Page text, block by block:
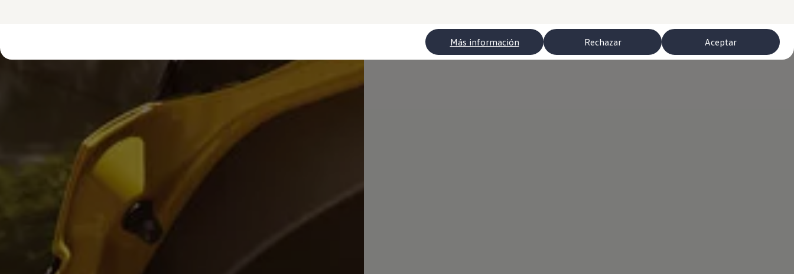
Aceptar
Rechazar
Más información
Información Útil
Etiquetado de neumáticos UE - Volkswagen Canarias
Reciclaje Volkswagen Canarias
Servicios de mantenimiento
Garantía Volkswagen
Homologaciones y certificados de conformidad
Información sobre el apagón de redes 2G-3G en Canarias
Carrocería y pintura
Lunas, luces y visibilidad
Neumáticos
Modelos antiguos
Servicio para vehículos eléctricos
myVolkswagen